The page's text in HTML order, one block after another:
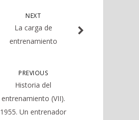
NEXT
La carga de
entrenamiento
PREVIOUS
Historia del
entrenamiento (VII).
1955. Un entrenador